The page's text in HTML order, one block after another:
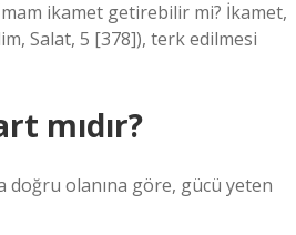
ikamet getirebilir mi? İkamet,
Salat, 5 [378]), terk edilmesi
mıdır?
doğru olanına göre, gücü yeten